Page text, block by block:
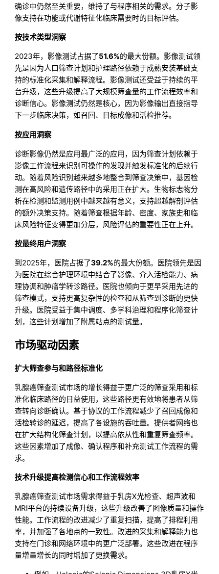
确诊中仍然至关重要，维持了与程序相关的需求。分子影
像支持在功能或代谢特征化临床需要时的目标评估。
按技术类型洞察
2023年，影像测试占据了51.6%的最大份额。影像测试领
先是因为人口筛查计划和护理路径依赖于成熟安装基础支
持的标准化采集和解释流程。影像测试还受益于持续的平
台升级，这些升级提高了大规模筛查量的工作流程效率和
诊断信心。影像测试仍然是核心，因为影像输出直接指导
下一步临床决策，如召回、目标成像和活检推荐。
按应用洞察
诊断影像仍然是应用最广泛的应用，因为筛查计划依赖于
影像工作流程来识别可操作的发现并触发标准化的后续行
动。随着风险识别越来越多地整合到筛查决策中，基因检
测在高风险和遗传路径中的采用正在扩大。生物标志物分
析在检测和监测用例中越来越有意义，支持超越解剖评估
的额外决策支持。随着筛查根据年龄、密度、家族史和临
床风险特征变得更加分层，风险评估的重要性正在上升。
按最终用户洞察
到2025年，医院占据了39.2%的最大份额。医院领先是因
为医院在综合护理环境中结合了影像、介入活检能力、病
理协调和肿瘤学转诊路径。医院也倾向于更早采用先进的
筛查模式，支持更高复杂性的检查和从筛查到诊断的更快
升级。医院受益于集中调度、多学科治理和程序化筛查计
划，这些计划增加了附属站点的测试量。
市场驱动因素
扩大筛查参与和路径标准化
乳腺癌筛查测试市场的增长得益于更广泛的筛查采用和标
准化临床路径的日益使用，这些路径更有效地将患者从筛
查转向诊断确认。基于协议的工作流程减少了召回成像和
活检转诊的延迟，提高了各设施的吞吐量。提供者网络也
在扩大结构化筛查计划，以提高依从性和重复筛查频率。
这些因素增加了成像、确认程序和补充测试工作流程的需
求。
技术升级提高检测信心和工作流程效率
乳腺癌筛查测试市场需求得益于乳房X光检查、超声波和
MRI平台的持续设备升级，这些升级改善了图像质量和操作
性能。工作流程的改进减少了重复扫描，提高了排程利用
率，并加强了各地点的一致性。改进的采集和解释能力也
支持在门诊和网络环境中的更广泛部署。这些改进在程序
量增量增长的同时增加了更换需求。